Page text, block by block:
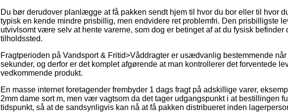
Du bør derudover planlægge at få pakken sendt hjem til hvor du bor eller til hvor
typisk en kende mindre prisbillig, men endvidere ret problemfri. Den prisbilligste
utvivlsomt være selv at hente varerne, som dog er betinget af at du fysisk
tilholdssted.
Fragtperioden på Vandsport & Fritid>Våddragter er usædvanlig bestemmende
sekunder, og derfor er det komplet afgørende at man kontrollerer det forventede
vedkommende produkt.
En masse internet foretagender frembyder 1 dags fragt på adskillige varer,
2mm dame sort m, men vær vagtsom da det tager udgangspunkt i at bestillingen
tidspunkt, så at de sandsynligvis kan nå at få pakken distribueret inden